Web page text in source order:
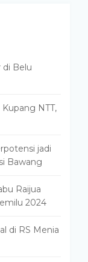
di Belu
NTT,
jadi
Bawang
Raijua
2024
di RS Menia